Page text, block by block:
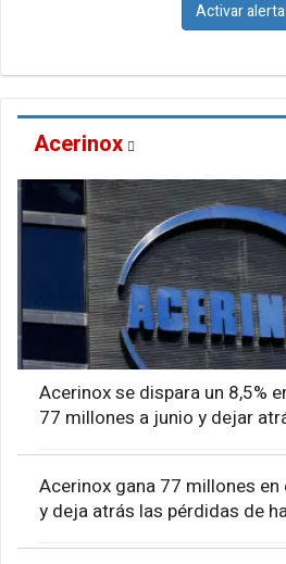
Activar
Acerinox
Acerinox se dispara un 8,5%
77 millones a junio y dejar
Acerinox gana 77 millones
y deja atrás las pérdidas de